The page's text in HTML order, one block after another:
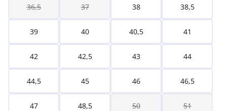
36,5 37 38 38,5
39 40 40,5 41
42 42,5 43 44
44,5 45 46 46,5
47 48,5 50 51